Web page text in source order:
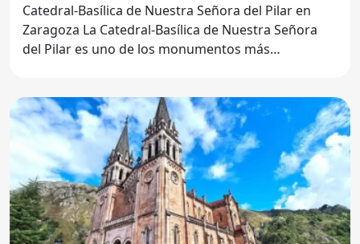
Catedral-Basílica de Nuestra Señora del Pilar en
Zaragoza La Catedral-Basílica de Nuestra Señora
del Pilar es uno de los monumentos más